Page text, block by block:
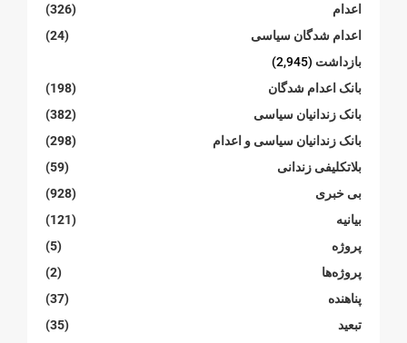
اعدام
(326)
اعدام شدگان سیاسی
(24)
بازداشت (2,945)
بانک اعدام شدگان
(198)
بانک زندانیان سیاسی
(382)
بانک زندانیان سیاسی و اعدام
(298)
بلاتکلیفی زندانی
(59)
بی خبری
(928)
بیانیە
(121)
پروژە
(5)
پروژەها
(2)
پناهنده
(37)
تبعید
(35)